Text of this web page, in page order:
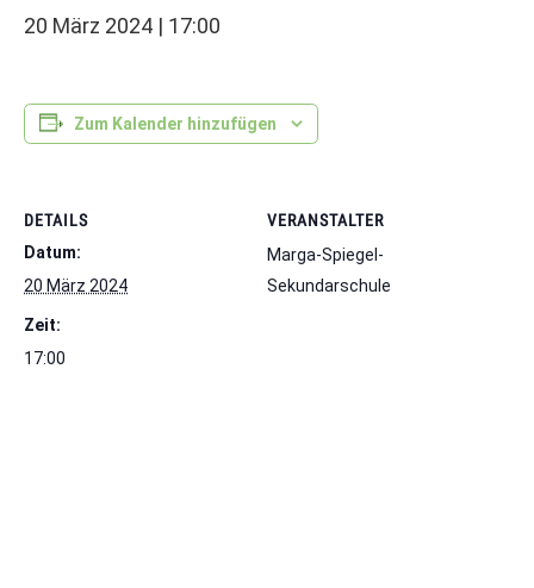
20 März 2024 | 17:00
Zum Kalender hinzufügen
DETAILS
Datum:
20 März 2024
Zeit:
17:00
VERANSTALTER
Marga-Spiegel-
Sekundarschule